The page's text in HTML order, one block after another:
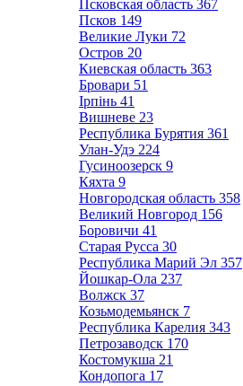
Псковская область 367
Псков 149
Великие Луки 72
Остров 20
Киевская область 363
Бровари 51
Ірпінь 41
Вишневе 23
Республика Бурятия 361
Улан-Удэ 224
Гусиноозерск 9
Кяхта 9
Новгородская область 358
Великий Новгород 156
Боровичи 41
Старая Русса 30
Республика Марий Эл 357
Йошкар-Ола 237
Волжск 37
Козьмодемьянск 7
Республика Карелия 343
Петрозаводск 170
Костомукша 21
Кондопога 17